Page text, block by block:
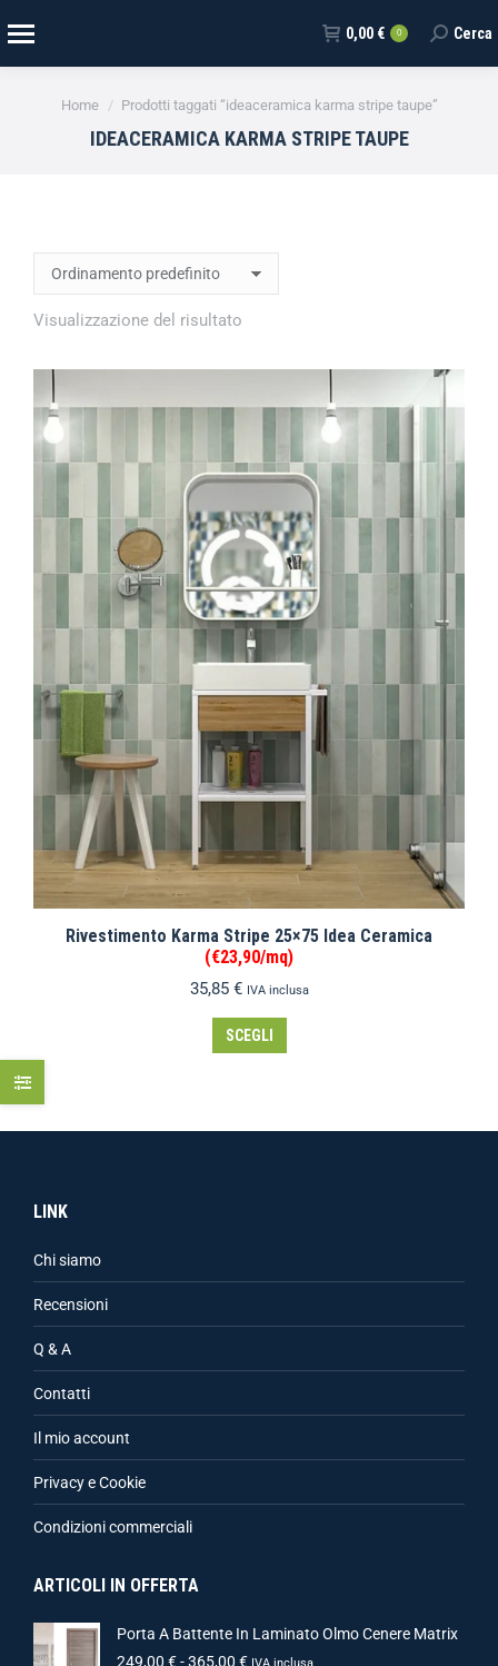
0,00 € 0 Cerca
Tu sei qui:
Home Prodotti taggati “ideaceramica karma stripe taupe”
IDEACERAMICA KARMA STRIPE TAUPE
Visualizzazione del risultato
Rivestimento Karma Stripe 25×75 Idea Ceramica
(€23,90/mq)
35,85 € IVA inclusa
SCEGLI
LINK
Chi siamo
Recensioni
Q & A
Contatti
Il mio account
Privacy e Cookie
Condizioni commerciali
ARTICOLI IN OFFERTA
Porta A Battente In Laminato Olmo Cenere Matrix
249,00 €-365,00 €